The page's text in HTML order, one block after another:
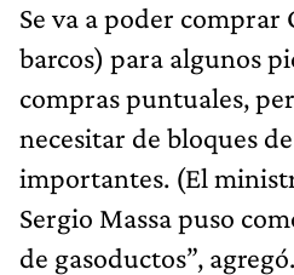
Se va a poder comprar
barcos) para algunos
compras puntuales,
necesitar de bloques
importantes. (El
Sergio Massa puso
de gasoductos”, agregó.